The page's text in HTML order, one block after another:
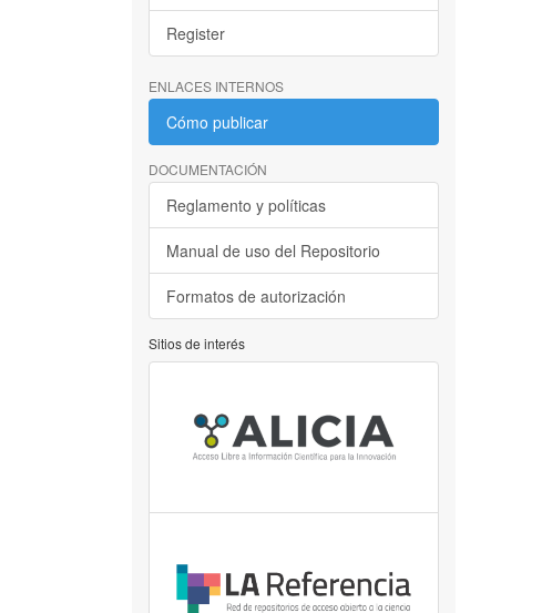
Register
ENLACES INTERNOS
Cómo publicar
DOCUMENTACIÓN
Reglamento y políticas
Manual de uso del Repositorio
Formatos de autorización
Sitios de interés